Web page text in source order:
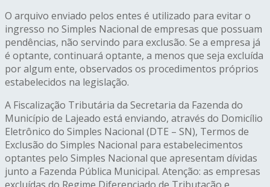
O arquivo enviado pelos entes é utilizado para evitar o
ingresso no Simples Nacional de empresas que possuam
pendências, não servindo para exclusão. Se a empresa já
é optante, continuará optante, a menos que seja excluída
por algum ente, observados os procedimentos próprios
estabelecidos na legislação.
A Fiscalização Tributária da Secretaria da Fazenda do
Município de Lajeado está enviando, através do Domicílio
Eletrônico do Simples Nacional (DTE – SN), Termos de
Exclusão do Simples Nacional para estabelecimentos
optantes pelo Simples Nacional que apresentam dívidas
junto a Fazenda Pública Municipal. Atenção: as empresas
excluídas do Regime Diferenciado de Tributação e